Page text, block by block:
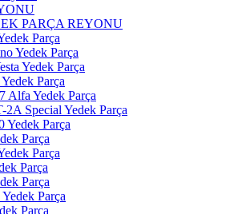
PARÇA REYONU
Parça
Yedek Parça
Yedek Parça
Parça
Alfa Yedek Parça
2A Special Yedek Parça
Yedek Parça
Parça
Parça
Parça
Parça
Parça
Parça